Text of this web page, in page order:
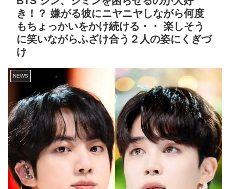
き！？ 嫌がる彼にニヤニヤしながら何度
もちょっかいをかけ続ける・・ 楽しそう
に笑いながらふざけ合う２人の姿にくぎづ
け
NEWS